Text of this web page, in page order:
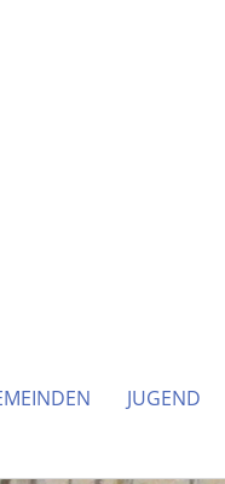
JUGEND